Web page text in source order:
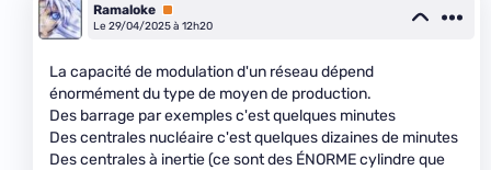
Ramaloke Premium
Le 29/04/2025 à 12h20
La capacité de modulation d'un réseau dépend
énormément du type de moyen de production.
Des barrage par exemples c'est quelques minutes
Des centrales nucléaire c'est quelques dizaines de minutes
Des centrales à inertie (ce sont des ÉNORME cylindre que